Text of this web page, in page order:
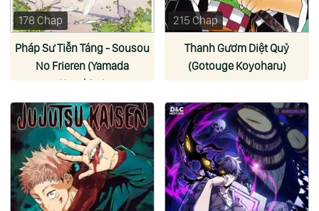
178 Chap
Pháp Sư Tiễn Táng - Sousou
No Frieren (Yamada
Kanehito)
215 Chap
Thanh Gươm Diệt Quỷ
(Gotouge Koyoharu)